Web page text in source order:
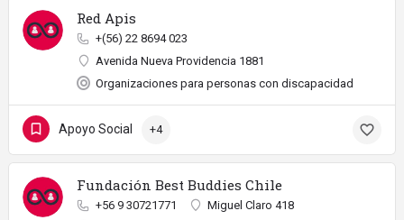
Red Apis
+(56) 22 8694 023
Avenida Nueva Providencia 1881
Organizaciones para personas con discapacidad
Apoyo Social +4
Fundación Best Buddies Chile
+56 9 30721771
Miguel Claro 418